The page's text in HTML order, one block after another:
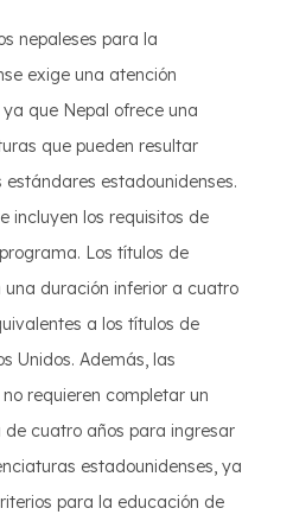
nepaleses para la
exige una atención
que Nepal ofrece una
que pueden resultar
estadounidenses.
incluyen los requisitos de
Los títulos de
duración inferior a cuatro
a los títulos de
Unidos. Además, las
requieren completar un
cuatro años para ingresar
estadounidenses, ya
para la educación de